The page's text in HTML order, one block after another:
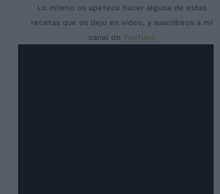
Lo mismo os apetece hacer alguna de estas
recetas que os dejo en vídeo, y suscribiros a mi
canal de YouTube